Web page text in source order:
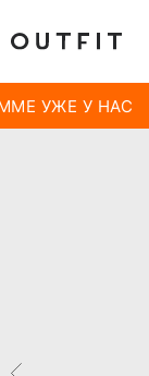
УЖЕ У НАС